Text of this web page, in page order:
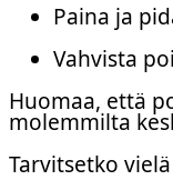
Paina ja
Vahvista
Huomaa, että
molemmilta
Tarvitsetko